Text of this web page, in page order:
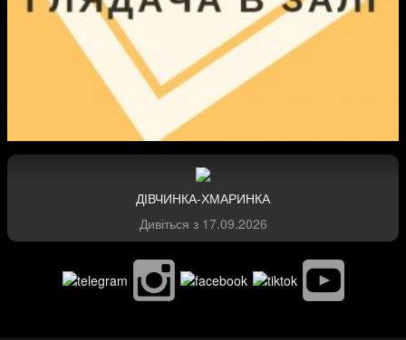
ДІВЧИНКА-ХМАРИНКА
Дивіться з 17.09.2026